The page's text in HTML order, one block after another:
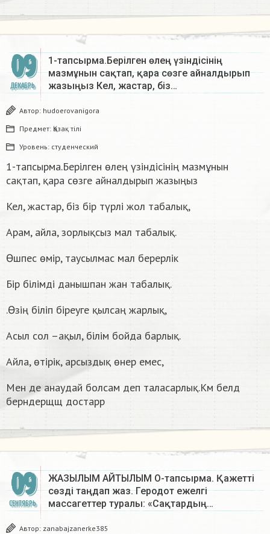
09
ДЕКАБРЬ
1-тапсырма.Берілген өлең үзіндісінің
мазмұнын сақтап, қара сөзге айналдырып
жазыңыз Кел, жастар, біз…
Автор: hudoerovanigora
Предмет: Қазақ тiлi
Уровень: студенческий
1-тапсырма.Берілген өлең үзіндісінің мазмұнын
сақтап, қара сөзге айналдырып жазыңыз
Кел, жастар, біз бір түрлі жол табалық,
Арам, айла, зорлықсыз мал табалық.
Өшпес өмір, таусылмас мал берерлік
Бір білімді данышпан жан табалық.
.Өзің біліп біреуге қылсаң жарлық,
Асыл сол –ақыл, білім бойда барлық.
Айла, өтірік, арсыздық өнер емес,
Мен де анаудай болсам деп таласарлық.Км белд
берндерщщ достарр
09
СЕНТЯБРЬ
ЖАЗЫЛЫМ АЙТЫЛЫМ О-тапсырма. Қажетті
сөзді таңдап жаз. Геродот ежелгі
массагеттер туралы: «Сақтардың…
Автор: zanabajzanerke385